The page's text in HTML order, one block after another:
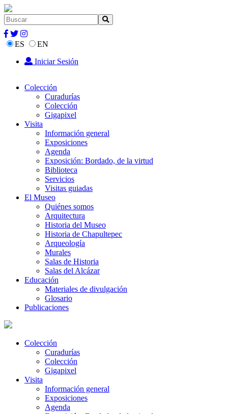
ES
EN
Iniciar Sesión
Colección
Curadurías
Colección
Gigapixel
Visita
Información general
Exposiciones
Agenda
Exposición: Bordado, de la virtud
Biblioteca
Servicios
Visitas guiadas
El Museo
Quiénes somos
Arquitectura
Historia del Museo
Historia de Chapultepec
Arqueología
Murales
Salas de Historia
Salas del Alcázar
Educación
Materiales de divulgación
Glosario
Publicaciones
Colección
Curadurías
Colección
Gigapixel
Visita
Información general
Exposiciones
Agenda